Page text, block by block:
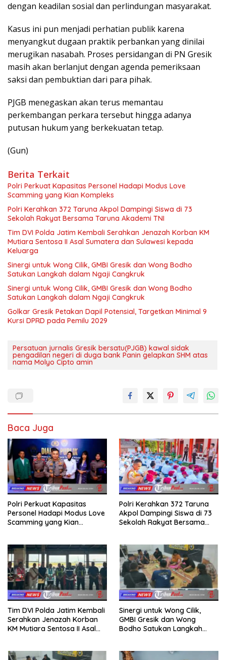
dengan keadilan sosial dan perlindungan masyarakat.
Kasus ini pun menjadi perhatian publik karena
menyangkut dugaan praktik perbankan yang dinilai
merugikan nasabah. Proses persidangan di PN Gresik
masih akan berlanjut dengan agenda pemeriksaan
saksi dan pembuktian dari para pihak.
PJGB menegaskan akan terus memantau
perkembangan perkara tersebut hingga adanya
putusan hukum yang berkekuatan tetap.
(Gun)
Berita Terkait
Polri Perkuat Kapasitas Personel Hadapi Modus Love
Scamming yang Kian Kompleks
Polri Kerahkan 372 Taruna Akpol Dampingi Siswa di 73
Sekolah Rakyat Bersama Taruna Akademi TNI
Tim DVI Polda Jatim Kembali Serahkan Jenazah Korban KM
Mutiara Sentosa II Asal Sumatera dan Sulawesi kepada
Keluarga
Sinergi untuk Wong Cilik, GMBI Gresik dan Wong Bodho
Satukan Langkah dalam Ngaji Cangkruk
Sinergi untuk Wong Cilik, GMBI Gresik dan Wong Bodho
Satukan Langkah dalam Ngaji Cangkruk
Golkar Gresik Petakan Dapil Potensial, Targetkan Minimal 9
Kursi DPRD pada Pemilu 2029
Persatuan jurnalis Gresik bersatu(PJGB) kawal sidak
pengadilan negeri di duga bank Panin gelapkan SHM atas
nama Molyo Cipto amin
Baca Juga
Polri Perkuat Kapasitas
Personel Hadapi Modus Love
Scamming yang Kian
Polri Kerahkan 372 Taruna
Akpol Dampingi Siswa di 73
Sekolah Rakyat Bersama
Tim DVI Polda Jatim Kembali
Serahkan Jenazah Korban
KM Mutiara Sentosa II Asal
Sinergi untuk Wong Cilik,
GMBI Gresik dan Wong
Bodho Satukan Langkah